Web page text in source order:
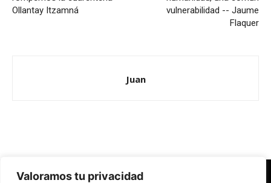
Valoramos tu privacidad
Ollantay Itzamná
vulnerabilidad -- Jaume
Flaquer
Juan